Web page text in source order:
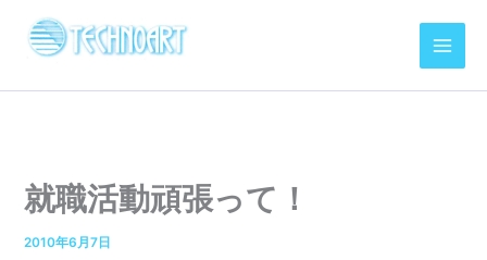
ス
就職活動頑張って！
2010年6月7日